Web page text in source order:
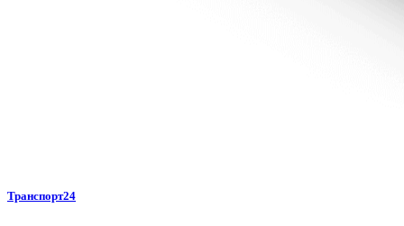
Транспорт24